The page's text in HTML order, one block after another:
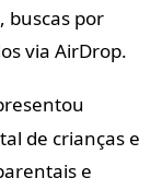
buscas por
via AirDrop.
de crianças e
e